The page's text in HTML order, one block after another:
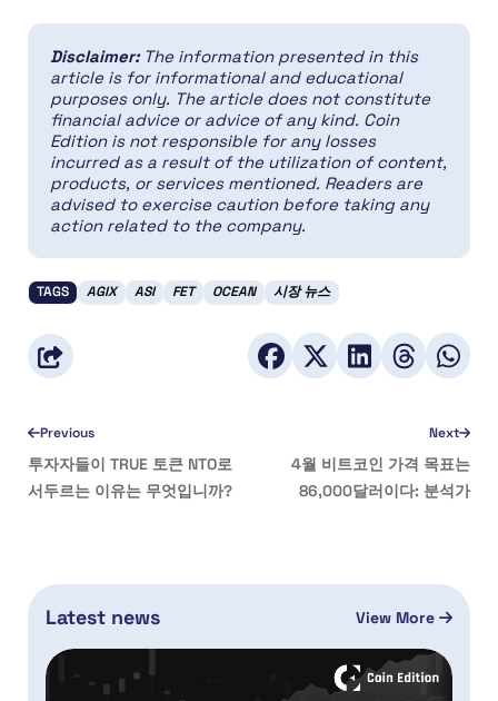
Disclaimer: The information presented in this
article is for informational and educational
purposes only. The article does not constitute
financial advice or advice of any kind. Coin
Edition is not responsible for any losses
incurred as a result of the utilization of content,
products, or services mentioned. Readers are
advised to exercise caution before taking any
action related to the company.
TAGS AGIX ASI FET OCEAN 시장 뉴스
Previous
투자자들이 TRUE 토큰 NTO로
서두르는 이유는 무엇입니까?
Next
4월 비트코인 가격 목표는
86,000달러이다: 분석가
Latest news View More